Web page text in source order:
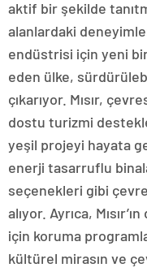
aktif bir şekilde
alanlardaki
endüstrisi için yeni
eden ülke,
çıkarıyor. Mısır,
dostu turizmi
yeşil projeyi hayata
enerji tasarruflu
seçenekleri gibi
alıyor. Ayrıca,
için koruma
kültürel mirasın ve